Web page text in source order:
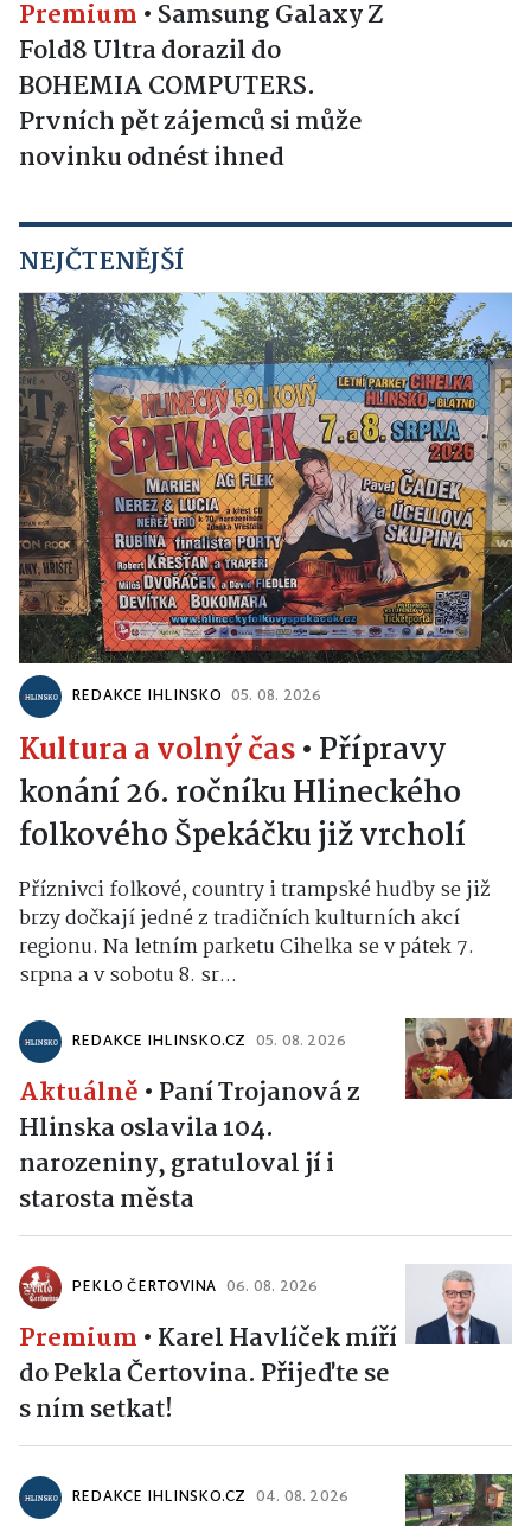
Premium • Samsung Galaxy Z
Fold8 Ultra dorazil do
BOHEMIA COMPUTERS.
Prvních pět zájemců si může
novinku odnést ihned
NEJČTENĚJŠÍ
REDAKCE IHLINSKO 05. 08. 2026
Kultura a volný čas• Přípravy
konání 26. ročníku Hlineckého
folkového Špekáčku již vrcholí
Příznivci folkové, country i trampské hudby se již
brzy dočkají jedné z tradičních kulturních akcí
regionu. Na letním parketu Cihelka se v pátek 7.
srpna a v sobotu 8. sr...
REDAKCE IHLINSKO.CZ 05. 08. 2026
Aktuálně • Paní Trojanová z
Hlinska oslavila 104.
narozeniny, gratuloval jí i
starosta města
PEKLO ČERTOVINA 06. 08. 2026
Premium • Karel Havlíček míří
do Pekla Čertovina. Přijeďte se
s ním setkat!
REDAKCE IHLINSKO.CZ 04. 08. 2026